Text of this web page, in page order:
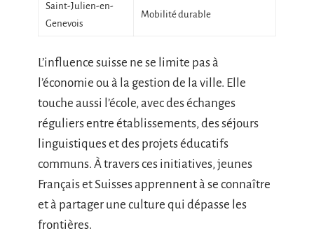
Saint-Julien-en-
Genevois
Mobilité durable
L’influence suisse ne se limite pas à
l’économie ou à la gestion de la ville. Elle
touche aussi l’école, avec des échanges
réguliers entre établissements, des séjours
linguistiques et des projets éducatifs
communs. À travers ces initiatives, jeunes
Français et Suisses apprennent à se connaître
et à partager une culture qui dépasse les
frontières.